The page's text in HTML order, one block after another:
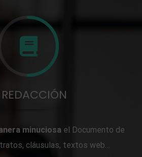
minuciosael Documento de
cláusulas, textos web…